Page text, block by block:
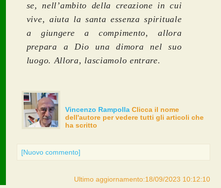
se, nell’ambito della creazione in cui
vive, aiuta la santa essenza spirituale
a giungere a compimento, allora
prepara a Dio una dimora nel suo
luogo. Allora, lasciamolo entrare.
Vincenzo Rampolla Clicca il nome
dell'autore per vedere tutti gli articoli che
ha scritto
[Nuovo commento]
Ultimo aggiornamento:18/09/2023 10:12:10